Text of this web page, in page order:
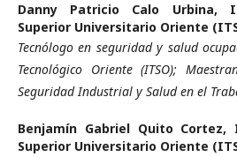
Danny Patricio Calo Urbina,
Superior Universitario Oriente
Tecnólogo en seguridad y salud
Tecnológico Oriente (ITSO);
Seguridad Industrial y Salud en el
Benjamín Gabriel Quito Cortez,
Superior Universitario Oriente